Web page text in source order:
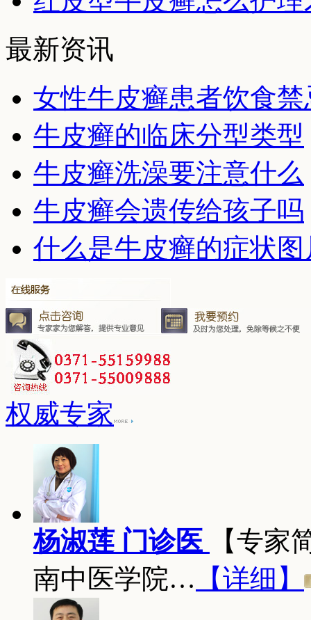
最新资讯
女性牛皮癣患者饮食禁
牛皮癣的临床分型类型
牛皮癣洗澡要注意什么
牛皮癣会遗传给孩子吗
什么是牛皮癣的症状图
权威专家
杨淑莲 门诊医
【专家
南中医学院… 【详细】